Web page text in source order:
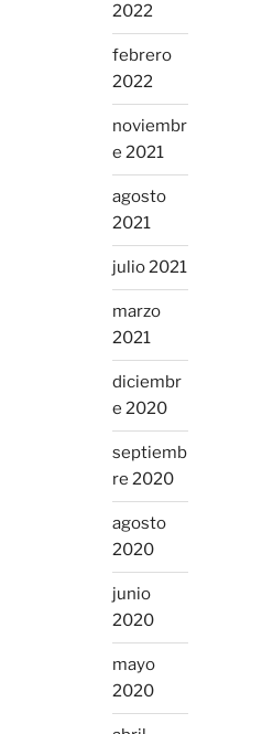
2022
febrero
2022
noviembr
e 2021
agosto
2021
julio 2021
marzo
2021
diciembr
e 2020
septiemb
re 2020
agosto
2020
junio
2020
mayo
2020